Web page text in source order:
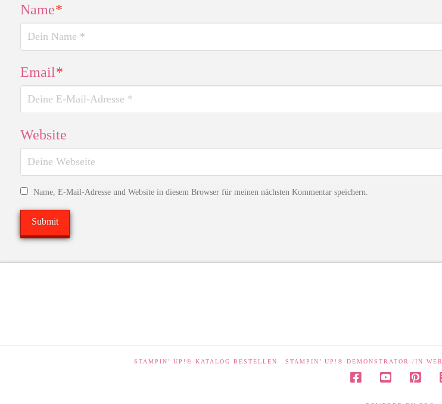
Name*
Email*
Website
Name, E-Mail-Adresse und Website in diesem Browser für meinen nächsten Kommentar speichern.
STAMPIN’ UP!®-KATALOG BESTELLEN STAMPIN’ UP!®-DEMONSTRATOR-/IN